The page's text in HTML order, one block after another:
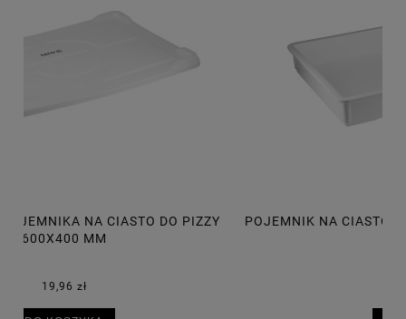
POJEMNIK NA CIASTO DO PIZZY 600X400X75 MM, 14L